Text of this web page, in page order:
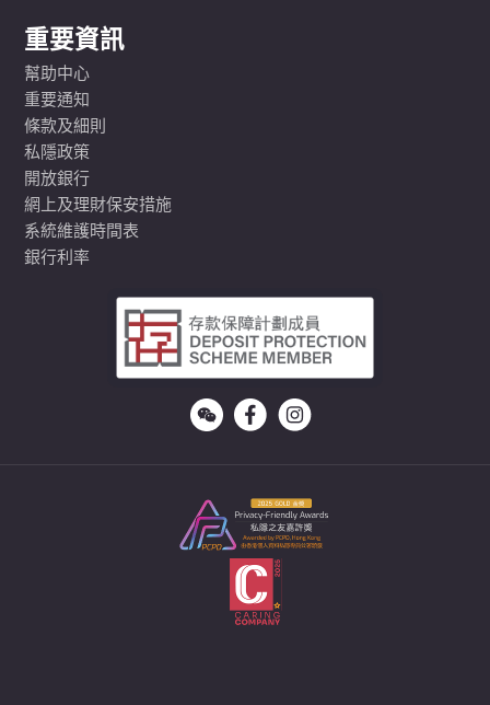
重要資訊
幫助中心
重要通知
條款及細則
私隱政策
開放銀行
網上及理財保安措施
系統維護時間表
銀行利率